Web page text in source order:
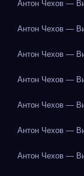
Антон Чехов —
Антон Чехов —
Антон Чехов —
Антон Чехов —
Антон Чехов —
Антон Чехов —
Антон Чехов —